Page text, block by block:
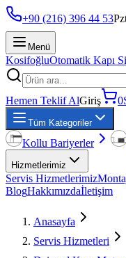
+90 (216) 396 44 53
Menü
KosifoğluOtomatik Kapı
Hemen Teklif AlGiriş 0
Tüm Kategoriler
Kollu Bariyerler
Hizmetlerimiz
Servis Hizmetlerimiz
BlogHakkımızdaİletişim
Anasayfa
Servis Hizmetleri